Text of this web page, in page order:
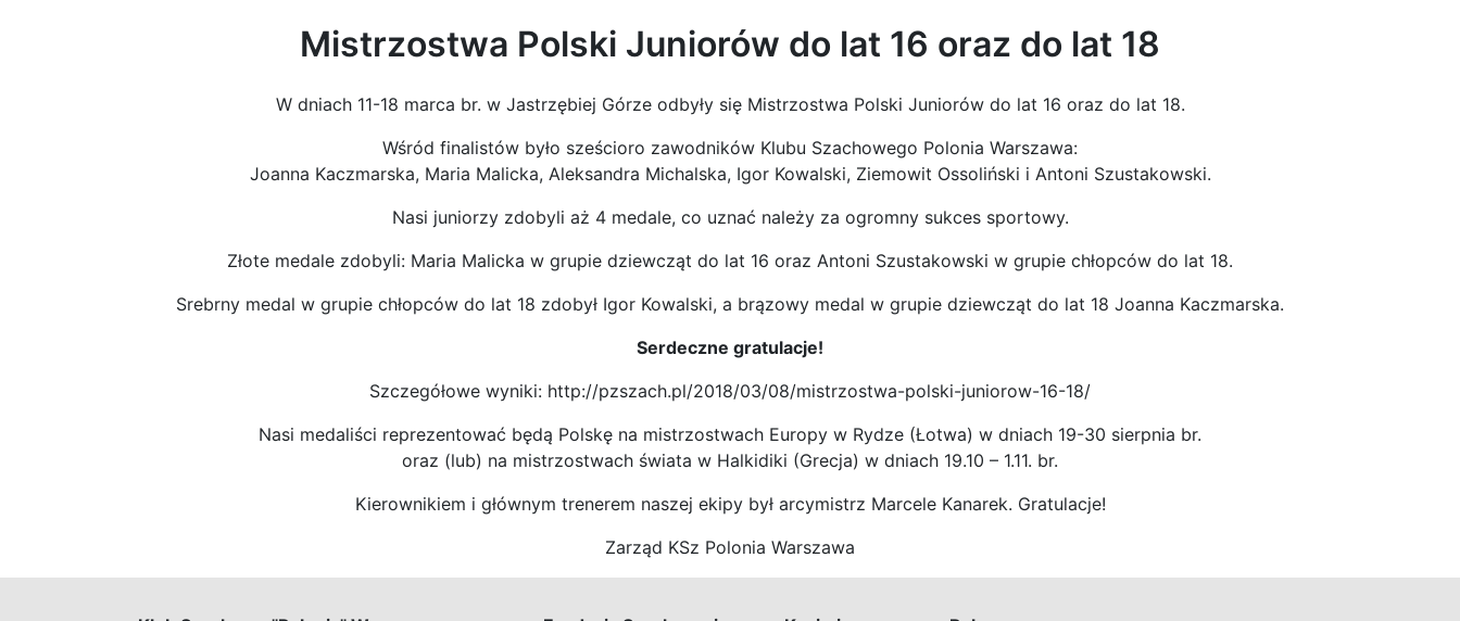
Mistrzostwa Polski Juniorów do lat 16 oraz do lat 18
W dniach 11-18 marca br. w Jastrzębiej Górze odbyły się Mistrzostwa Polski Juniorów do lat 16 oraz do lat 18.
Wśród finalistów było sześcioro zawodników Klubu Szachowego Polonia Warszawa:
Joanna Kaczmarska, Maria Malicka, Aleksandra Michalska, Igor Kowalski, Ziemowit Ossoliński i Antoni Szustakowski.
Nasi juniorzy zdobyli aż 4 medale, co uznać należy za ogromny sukces sportowy.
Złote medale zdobyli: Maria Malicka w grupie dziewcząt do lat 16 oraz Antoni Szustakowski w grupie chłopców do lat 18.
Srebrny medal w grupie chłopców do lat 18 zdobył Igor Kowalski, a brązowy medal w grupie dziewcząt do lat 18 Joanna Kaczmarska.
Serdeczne gratulacje!
Szczegółowe wyniki: http://pzszach.pl/2018/03/08/mistrzostwa-polski-juniorow-16-18/
Nasi medaliści reprezentować będą Polskę na mistrzostwach Europy w Rydze (Łotwa) w dniach 19-30 sierpnia br.
oraz (lub) na mistrzostwach świata w Halkidiki (Grecja) w dniach 19.10 – 1.11. br.
Kierownikiem i głównym trenerem naszej ekipy był arcymistrz Marcele Kanarek. Gratulacje!
Zarząd KSz Polonia Warszawa